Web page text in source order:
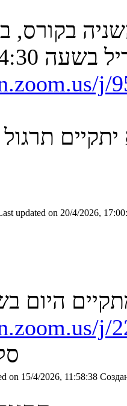
14:30, תתקיים בזום
j/
יתקיים
updated on 20/4/2026,
היום בשעה
j/
on 15/4/2026, 11:58:38